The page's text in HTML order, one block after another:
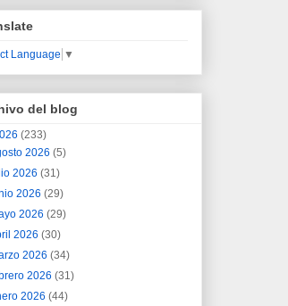
Language ▼
del blog
(233)
2026(5)
2026(31)
2026(29)
2026(29)
2026(30)
2026(34)
2026(31)
2026(44)